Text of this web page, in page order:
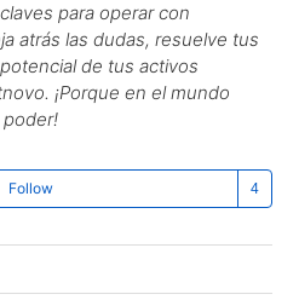
para operar con
atrás las dudas, resuelve tus
de tus activos
¡Porque en el mundo
Follow